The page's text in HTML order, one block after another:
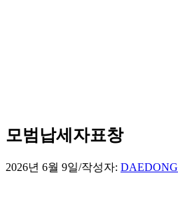
모범납세자표창
2026년 6월 9일/작성자: DAEDONG